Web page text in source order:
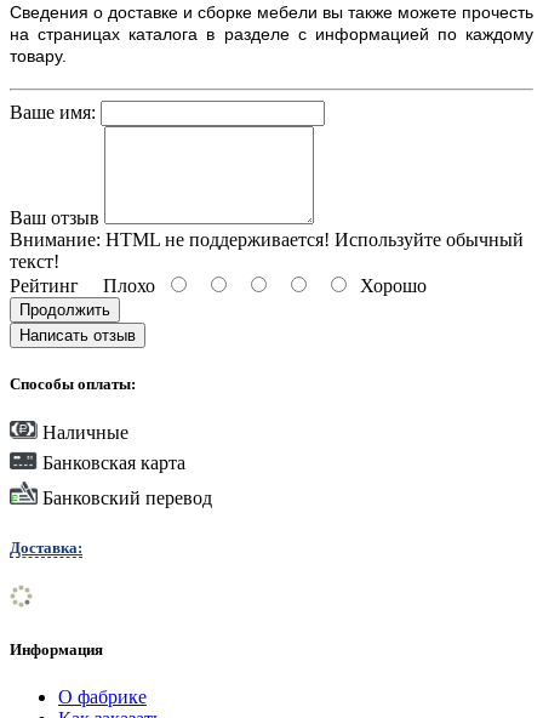
Сведения о доставке и сборке мебели вы также можете прочесть
на страницах каталога в разделе с информацией по каждому
товару.
Ваше имя:
Ваш отзыв
Внимание: HTML не поддерживается! Используйте обычный
текст!
Рейтинг Плохо Хорошо
Продолжить
Написать отзыв
Способы оплаты:
Наличные
Банковская карта
Банковский перевод
Доставка:
Информация
О фабрике